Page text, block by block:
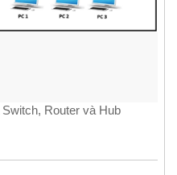
Router và Hub